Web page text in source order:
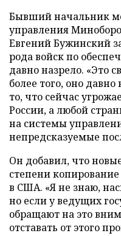
Бывший начальник
управления
Евгений Бужинский
рода войск по
давно назрело. «Это
более того, оно давно
то, что сейчас
России, а любой
на системы
непредсказуемые
Он добавил, что
степени
в США. «Я не знаю,
но если у ведущих
обращают на это
отставать от этого